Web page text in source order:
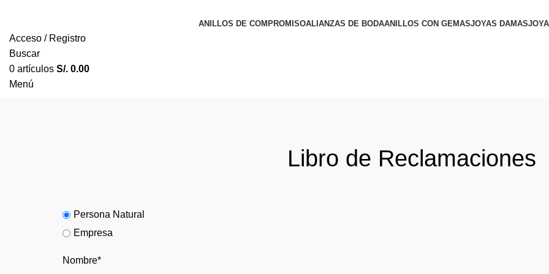
ANILLOS DE COMPROMISOALIANZAS DE BODAANILLOS CON GEMASJOYAS DAMAS
Acceso / Registro
Buscar
0 artículos S/. 0.00
Menú
Libro de Reclamaciones
Persona Natural
Empresa
Nombre*